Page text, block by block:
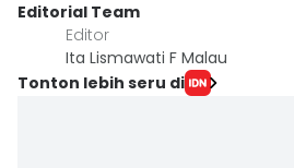
Editorial Team
Editor
Ita Lismawati F Malau
Tonton lebih seru di